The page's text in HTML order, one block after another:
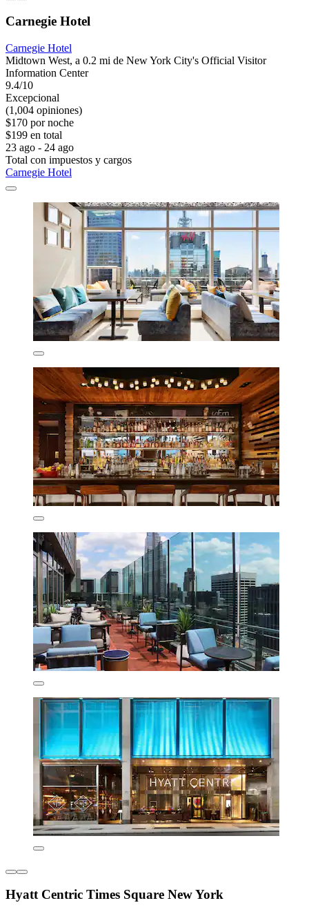
Carnegie Hotel
Carnegie Hotel
Midtown West, a 0.2 mi de New York City's Official Visitor
Information Center
9.4/10
Excepcional
(1,004 opiniones)
$170 por noche
$199 en total
23 ago - 24 ago
Total con impuestos y cargos
Carnegie Hotel
Hyatt Centric Times Square New York